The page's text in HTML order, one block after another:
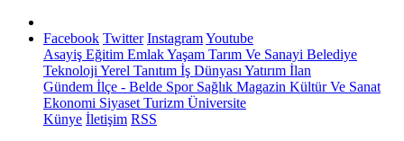
Facebook Twitter InstagramYoutube
Asayiş Eğitim EmlakYaşam Tarım Ve Sanayi Belediye
Teknoloji Yerel Tanıtım İş Dünyası Yatırım İlan
Gündem İlçe - Belde SporSağlık Magazin Kültür Ve Sanat
Ekonomi Siyaset Turizm Üniversite
Künye İletişim RSS